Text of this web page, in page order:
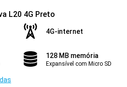
L20 4G Preto
4G-internet
128 MB memória
Expansível com Micro SD